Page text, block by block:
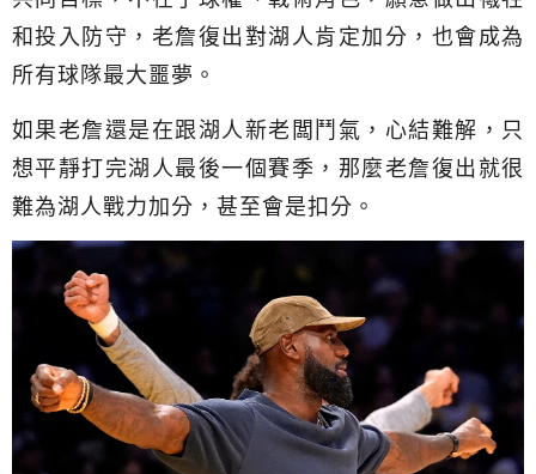
和投入防守，老詹復出對湖人肯定加分，也會成為
所有球隊最大噩夢。
如果老詹還是在跟湖人新老闆鬥氣，心結難解，只
想平靜打完湖人最後一個賽季，那麼老詹復出就很
難為湖人戰力加分，甚至會是扣分。